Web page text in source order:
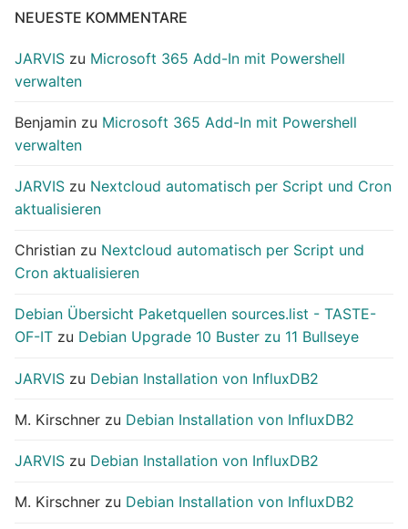
NEUESTE KOMMENTARE
JARVIS zu Microsoft 365 Add-In mit Powershell
verwalten
Benjamin zu Microsoft 365 Add-In mit Powershell
verwalten
JARVIS zu Nextcloud automatisch per Script und Cron
aktualisieren
Christian zu Nextcloud automatisch per Script und
Cron aktualisieren
Debian Übersicht Paketquellen sources.list - TASTE-
OF-IT zu Debian Upgrade 10 Buster zu 11 Bullseye
JARVIS zu Debian Installation von InfluxDB2
M. Kirschner zu Debian Installation von InfluxDB2
JARVIS zu Debian Installation von InfluxDB2
M. Kirschner zu Debian Installation von InfluxDB2